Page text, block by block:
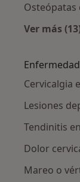
Osteópatas
Ver más
Cervicalgia
Lesiones
Tendinitis
Dolor
Mareo o